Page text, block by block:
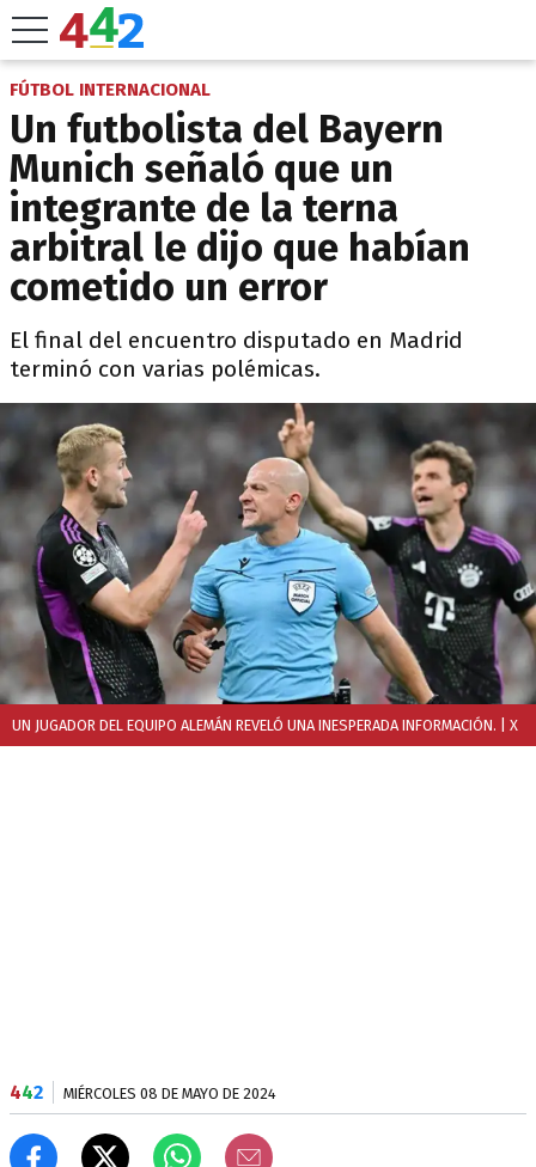
FÚTBOL INTERNACIONAL
Un futbolista del Bayern
Munich señaló que un
integrante de la terna
arbitral le dijo que habían
cometido un error
El final del encuentro disputado en Madrid
terminó con varias polémicas.
UN JUGADOR DEL EQUIPO ALEMÁN REVELÓ UNA INESPERADA INFORMACIÓN. | X
442 MIÉRCOLES 08 DE MAYO DE 2024